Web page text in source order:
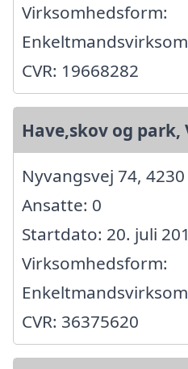
Virksomhedsform:
CVR: 19668282
Have,skov og park,
Nyvangsvej 74,
Ansatte: 0
Startdato: 20. juli
Virksomhedsform:
CVR: 36375620